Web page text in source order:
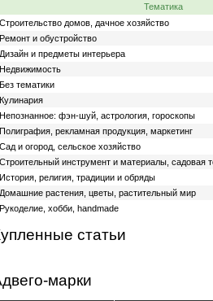
Тематика
Строительство домов, дачное хозяйство
Ремонт и обустройство
Дизайн и предметы интерьера
Недвижимость
Без тематики
Кулинария
Непознанное: фэн-шуй, астрология, гороскопы
Полиграфия, рекламная продукция, маркетинг
Сад и огород, сельское хозяйство
Строительный инструмент и материалы, садовая
История, религия, традиции и обряды
Домашние растения, цветы, растительный мир
Рукоделие, хобби, handmade
статьи
марки